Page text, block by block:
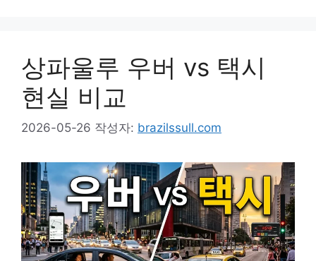
상파울루 우버 vs 택시
현실 비교
2026-05-26 작성자: brazilssull.com